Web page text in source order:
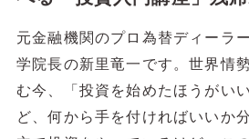
元金融機関のプロ為替ディーラ
学院長の新里竜一です。世界情
む今、「投資を始めたほうがい
ど、何から手を付ければいいか